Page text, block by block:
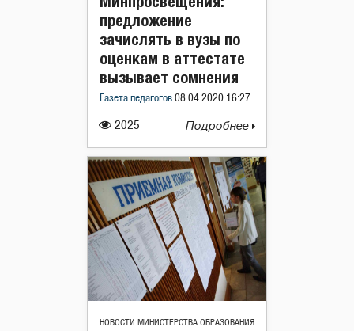
2025
предложение
зачислять в вузы по
оценкам в аттестате
вызывает сомнения
Газета педагогов 08.04.2020 16:27
Подробнее
НОВОСТИ МИНИСТЕРСТВА ОБРАЗОВАНИЯ